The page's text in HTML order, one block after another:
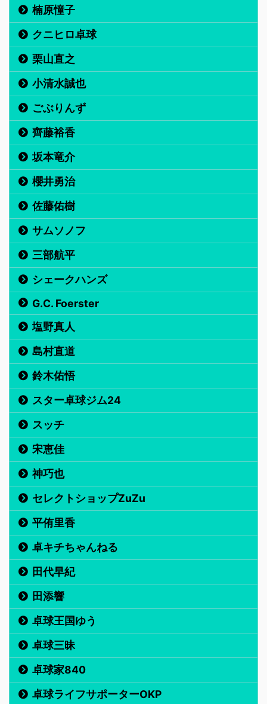
楠原憧子
クニヒロ卓球
栗山直之
小清水誠也
ごぶりんず
齊藤裕香
坂本竜介
櫻井勇治
佐藤佑樹
サムソノフ
三部航平
シェークハンズ
G.C. Foerster
塩野真人
島村直道
鈴木佑悟
スター卓球ジム24
スッチ
宋恵佳
神巧也
セレクトショップZuZu
平侑里香
卓キチちゃんねる
田代早紀
田添響
卓球王国ゆう
卓球三昧
卓球家840
卓球ライフサポーターOKP